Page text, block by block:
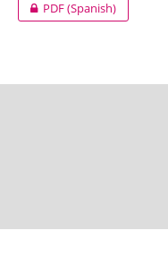
PDF (Spanish)